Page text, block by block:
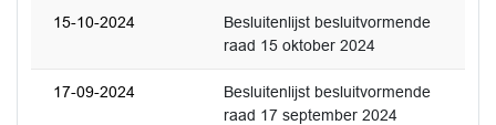
15-10-2024
Besluitenlijst besluitvormende
raad 15 oktober 2024
17-09-2024
Besluitenlijst besluitvormende
raad 17 september 2024